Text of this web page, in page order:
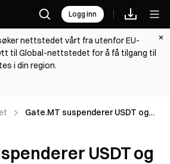
Logg inn
nettstedet vårt fra utenfor EU-
til Global-nettstedet for å få tilgang til
i din region.
Gate.MT suspenderer USDT og
USDT og